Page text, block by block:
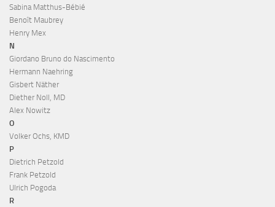
Sabina Matthus-Bébié
Benoît Maubrey
Henry Mex
N
Giordano Bruno do Nascimento
Hermann Naehring
Gisbert Näther
Diether Noll, MD
Alex Nowitz
O
Volker Ochs, KMD
P
Dietrich Petzold
Frank Petzold
Ulrich Pogoda
R